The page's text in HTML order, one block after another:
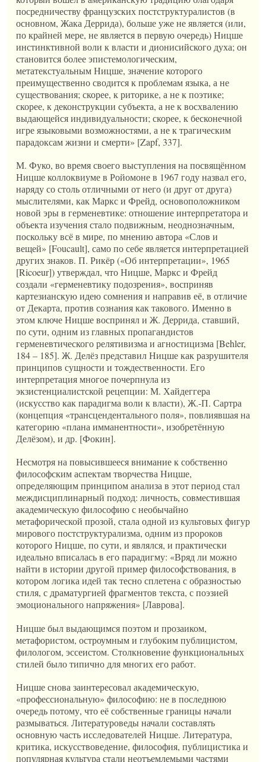
посредничеству французских постструктуралистов (в
основном, Жака Деррида), больше уже не является (или,
по крайней мере, не является в первую очередь) Ницше
инстинктивной воли к власти и дионисийского духа; он
становится более эпистемологическим,
метатекстуальным Ницше, значение которого
преимущественно сводится к проблемам языка, а не
существования; скорее, к риторике, а не к поэтике;
скорее, к деконструкции субъекта, а не к восхвалению
выдающейся индивидуальности; скорее, к бесконечной
игре языковыми возможностями, а не к трагическим
парадоксам жизни и смерти» [Zapf, 337].
М. Фуко, во время своего выступления на посвящённом
Ницше коллоквиуме в Ройомоне в 1967 году назвал его,
наряду со столь отличными от него (и друг от друга)
мыслителями, как Маркс и Фрейд, основоположником
новой эры в герменевтике: отношение интерпретатора и
объекта изучения стало подвижным, неоднозначным,
поскольку всё в мире, по мнению автора «Слов и
вещей» [Foucault], само по себе является интерпретацией
других знаков. П. Рикёр («Об интерпретации», 1965
[Ricoeur]) утверждал, что Ницше, Маркс и Фрейд
создали «герменевтику подозрения», восприняв
картезианскую идею сомнения и направив её, в отличие
от Декарта, против сознания как такового. Именно в
этом ключе Ницше воспринял и Ж. Деррида, ставший,
по сути, одним из главных пропагандистов
герменевтического релятивизма и агностицизма [Behler,
184 – 185]. Ж. Делёз представил Ницше как разрушителя
принципов сущности и тождественности. Его
интерпретация многое почерпнула из
экзистенциалистской рецепции: М. Хайдеггера
(искусство как парадигма воли к власти), Ж.-П. Сартра
(концепция «трансцендентального поля», повлиявшая на
категорию «плана имманентности», изобретённую
Делёзом), и др. [Фокин].
Несмотря на повысившееся внимание к собственно
философским аспектам творчества Ницше,
определяющим принципом анализа в этот период стал
междисциплинарный подход: личность, совместившая
академическую философию с необычайно
метафорической прозой, стала одной из культовых фигур
мирового постструктурализма, одним из пророков
которого Ницше, по сути, и являлся, и практически
идеально вписалась в его парадигму: «Вряд ли можно
найти в истории другой пример философствования, в
котором логика идей так тесно сплетена с образностью
стиля, с драматургией фрагментов текста, с поэзией
эмоционального напряжения» [Лаврова].
Ницше был выдающимся поэтом и прозаиком,
метафористом, остроумным и глубоким публицистом,
филологом, эссеистом. Столкновение функциональных
стилей было типично для многих его работ.
Ницше снова заинтересовал академическую,
«профессиональную» философию: не в последнюю
очередь потому, что её собственные границы начали
размываться. Литературоведы начали составлять
основную часть исследователей Ницше. Литература,
критика, искусствоведение, философия, публицистика и
популярная культура стали неотъемлемыми частями